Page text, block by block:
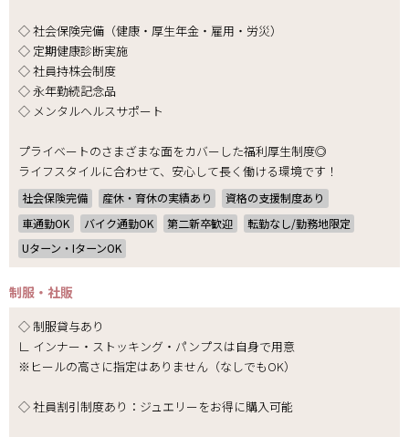
◇ 社会保険完備（健康・厚生年金・雇用・労災）
◇ 定期健康診断実施
◇ 社員持株会制度
◇ 永年勤続記念品
◇ メンタルヘルスサポート
プライベートのさまざまな面をカバーした福利厚生制度◎
ライフスタイルに合わせて、安心して長く働ける環境です！
社会保険完備 産休・育休の実績あり
資格の支援制度あり
車通勤OK
バイク通勤OK 第二新卒歓迎
転勤なし/勤務地限定
Uターン・IターンOK
制服・社販
◇ 制服貸与あり
∟ インナー・ストッキング・パンプスは自身で用意
※ヒールの高さに指定はありません（なしでもOK）
◇ 社員割引制度あり：ジュエリーをお得に購入可能